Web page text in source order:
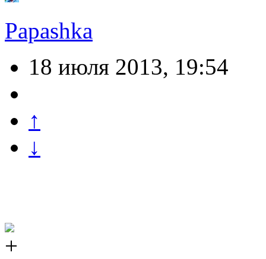
Papashka
18 июля 2013, 19:54
↑
↓